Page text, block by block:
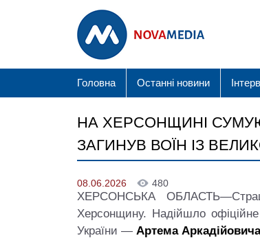
Головна Останні новини
НА ХЕРСОНЩИНІ
ЗАГИНУВ ВОЇН ІЗ
08.06.2026 480
ХЕРСОНСЬКА
Херсонщину. Надійшло
України — Артема